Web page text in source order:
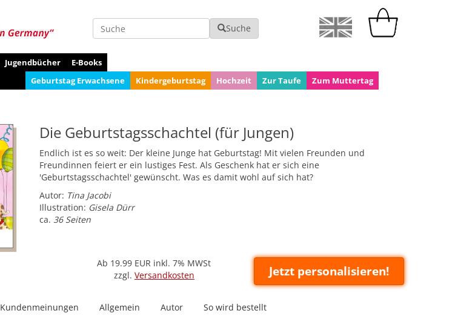
Suche Suche
Jugendbücher
E-Books
Geburtstag Erwachsene Kindergeburtstag Hochzeit Zur Taufe
Zum Muttertag
Die Geburtstagsschachtel (für Jungen)
Endlich ist es so weit: Der kleine Junge hat Geburtstag! Mit vielen Freunden und
Freundinnen feiert er ein lustiges Fest. Als Geschenk hat er sich eine
'Geburtstagsschachtel' gewünscht. Was es damit wohl auf sich hat?
Autor: Tina Jacobi
Illustration: Gisela Dürr
ca. 36 Seiten
Ab 19.99 EUR inkl. 7% MWSt
zzgl. Versandkosten Jetzt personalisieren!
Kundenmeinungen Allgemein Autor So wird bestellt